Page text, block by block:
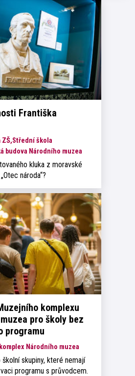
Františka
ZŠ,Střední škola
budova Národního muzea
kluka z moravské
národa“?
komplexu
pro školy bez
programu
Národního muzea
skupiny, které nemají
programu s průvodcem.